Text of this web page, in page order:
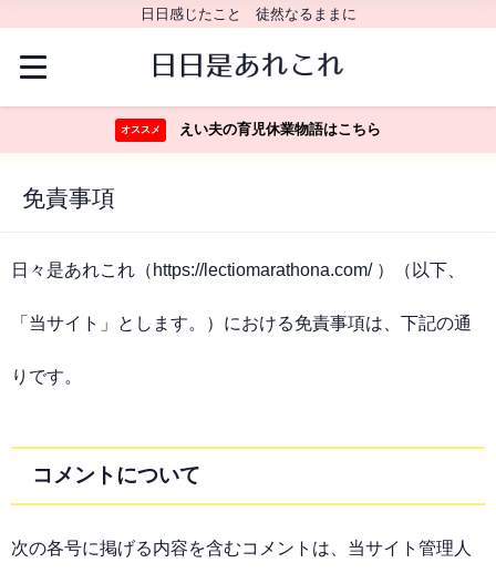
日日感じたこと 徒然なるままに
オススメ えい夫の育児休業物語はこちら
免責事項
日々是あれこれ（https://lectiomarathona.com/ ）（以下、
「当サイト」とします。）における免責事項は、下記の通
りです。
コメントについて
次の各号に掲げる内容を含むコメントは、当サイト管理人